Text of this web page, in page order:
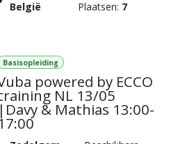
België
Plaatsen: 7
Basisopleiding
powered by ECCO
NL 13/05
|Davy & Mathias 13:00-